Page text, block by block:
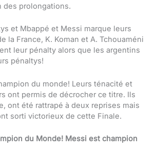
des prolongations.
et Mbappé et Messi marque leurs
la France, K. Koman et A. Tchouaméni
leur pénalty alors que les argentins
pénaltys!
du monde! Leurs ténacité et
ont permis de décrocher ce titre. Ils
ont été rattrapé à deux reprises mais
sorti victorieux de cette Finale.
du Monde! Messi est champion